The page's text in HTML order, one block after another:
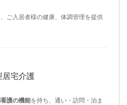
、ご入居者様の健康、体調管理を提供
居宅介護
護の機能を持ち、通い・訪問・泊ま